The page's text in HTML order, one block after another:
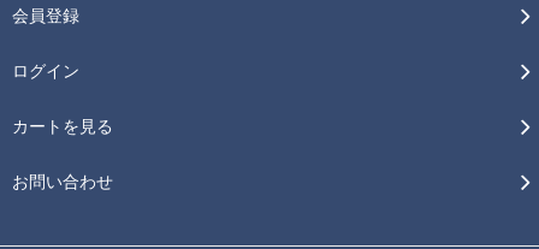
会員登録
ログイン
カートを見る
お問い合わせ